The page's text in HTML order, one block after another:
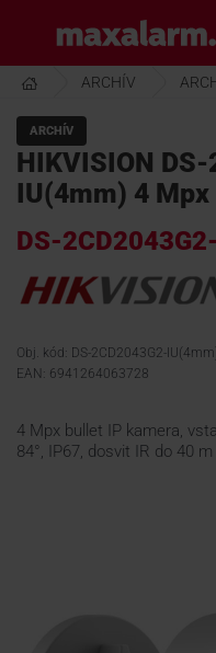
hlavnému
obsahu
www.maxalarm.sk
AKCIA MESIACA
PRODUKTY
PODPORA
ARCHÍV
ARCHÍV
HIKVISION DS-
IU(4mm) 4
DS-
Obj. kód: DS-2CD2043G2-
EAN: 6941264063728
4 Mpx bullet IP kamera,
84°, IP67, dosvit IR do 40 m